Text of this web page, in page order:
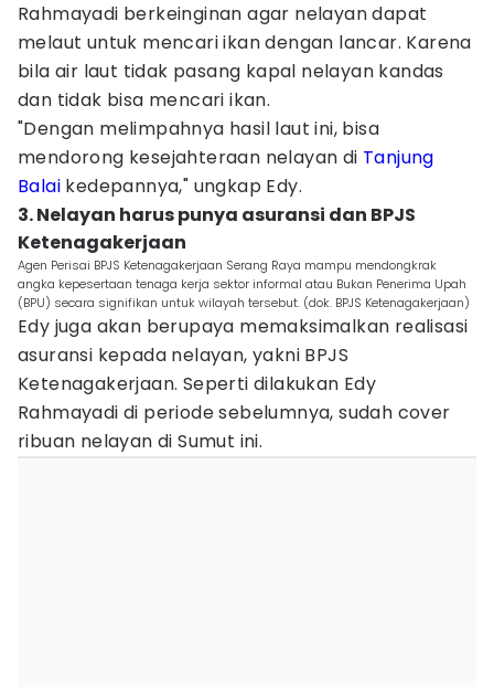
Rahmayadi berkeinginan agar nelayan dapat
melaut untuk mencari ikan dengan lancar. Karena
bila air laut tidak pasang kapal nelayan kandas
dan tidak bisa mencari ikan.
"Dengan melimpahnya hasil laut ini, bisa
mendorong kesejahteraan nelayan di Tanjung
Balai kedepannya," ungkap Edy.
3. Nelayan harus punya asuransi dan BPJS
Ketenagakerjaan
Agen Perisai BPJS Ketenagakerjaan Serang Raya mampu mendongkrak
angka kepesertaan tenaga kerja sektor informal atau Bukan Penerima Upah
(BPU) secara signifikan untuk wilayah tersebut. (dok. BPJS Ketenagakerjaan)
Edy juga akan berupaya memaksimalkan realisasi
asuransi kepada nelayan, yakni BPJS
Ketenagakerjaan. Seperti dilakukan Edy
Rahmayadi di periode sebelumnya, sudah cover
ribuan nelayan di Sumut ini.